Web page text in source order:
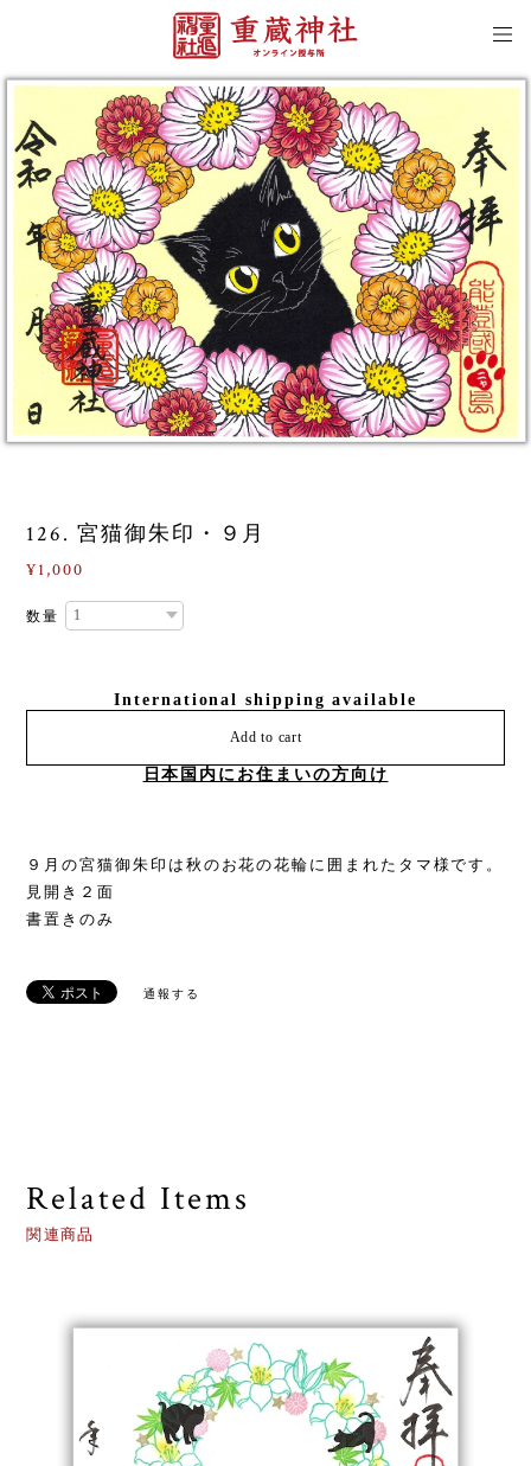
126. 宮猫御朱印・９月
¥1,000
数量
International shipping available
Add to cart
日本国内にお住まいの方向け
９月の宮猫御朱印は秋のお花の花輪に囲まれたタマ様です。
見開き２面
書置きのみ
通報する
Related Items
関連商品